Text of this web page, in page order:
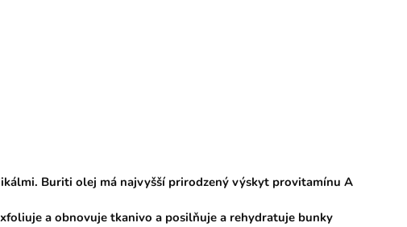
Buriti olej má najvyšší prirodzený výskyt provitamínu A
a obnovuje tkanivo a posilňuje a rehydratuje bunky